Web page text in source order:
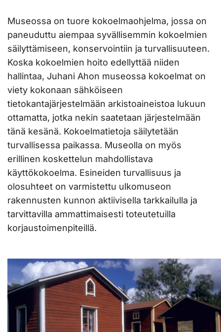
Museossa on tuore kokoelmaohjelma, jossa on
paneuduttu aiempaa syvällisemmin kokoelmien
säilyttämiseen, konservointiin ja turvallisuuteen.
Koska kokoelmien hoito edellyttää niiden
hallintaa, Juhani Ahon museossa kokoelmat on
viety kokonaan sähköiseen
tietokantajärjestelmään arkistoaineistoa lukuun
ottamatta, jotka nekin saatetaan järjestelmään
tänä kesänä. Kokoelmatietoja säilytetään
turvallisessa paikassa. Museolla on myös
erillinen koskettelun mahdollistava
käyttökokoelma. Esineiden turvallisuus ja
olosuhteet on varmistettu ulkomuseon
rakennusten kunnon aktiivisella tarkkailulla ja
tarvittavilla ammattimaisesti toteutetuilla
korjaustoimenpiteillä.